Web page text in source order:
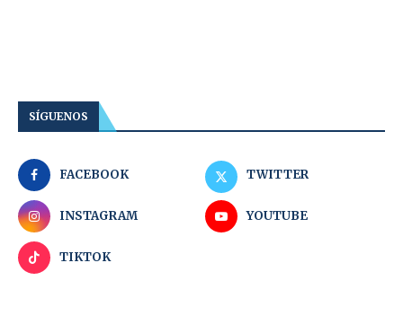
SÍGUENOS
FACEBOOK TWITTER
INSTAGRAM YOUTUBE
TIKTOK